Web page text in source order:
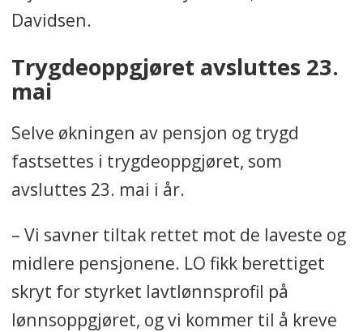
Davidsen.
Trygdeoppgjøret avsluttes 23.
mai
Selve økningen av pensjon og trygd
fastsettes i trygdeoppgjøret, som
avsluttes 23. mai i år.
– Vi savner tiltak rettet mot de laveste og
midlere pensjonene. LO fikk berettiget
skryt for styrket lavtlønnsprofil på
lønnsoppgjøret, og vi kommer til å kreve